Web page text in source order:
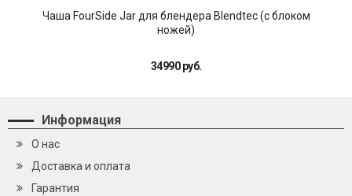
Чаша FourSide Jar для блендера Blendtec (с блоком
ножей)
34990 руб.
Информация
О нас
Доставка и оплата
Гарантия